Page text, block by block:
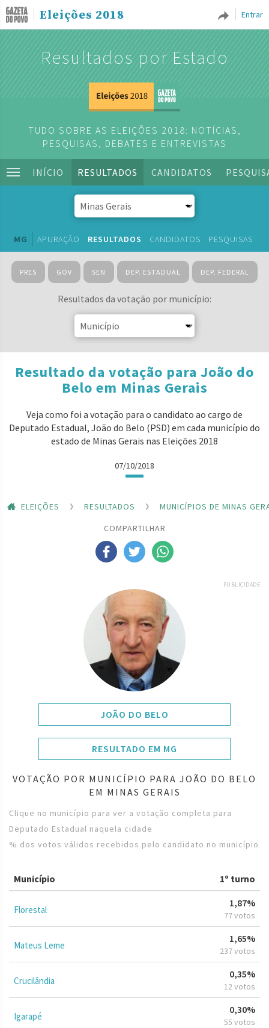
Entrar
Eleições 2018
Resultados por Estado
TUDO SOBRE AS ELEIÇÕES 2018: NOTÍCIAS,
PESQUISAS, DEBATES E ENTREVISTAS
INÍCIO RESULTADOS CANDIDATOS
MG APURAÇÃO RESULTADOS CANDIDATOS PESQUISAS
PRES GOV SEN DEP. ESTADUAL DEP. FEDERAL
Resultados da votação por município:
Resultado da votação para João do
Belo em Minas Gerais
Veja como foi a votação para o candidato ao cargo de
Deputado Estadual, João do Belo (PSD) em cada município do
estado de Minas Gerais nas Eleições 2018
07/10/2018
ELEIÇÕES RESULTADOS
MUNICÍPIOS DE MINAS
COMPARTILHAR
PUBLICIDADE
JOÃO DO BELO
RESULTADO EM MG
VOTAÇÃO POR MUNICÍPIO PARA JOÃO DO BELO
EM MINAS GERAIS
Clique no município para ver a votação completa para
Deputado Estadual naquela cidade
% dos votos válidos recebidos pelo candidato no município
Município 1º turno
Florestal
1,87%
77 votos
Mateus Leme
1,65%
237 votos
Crucilândia
0,35%
12 votos
Igarapé
0,30%
55 votos